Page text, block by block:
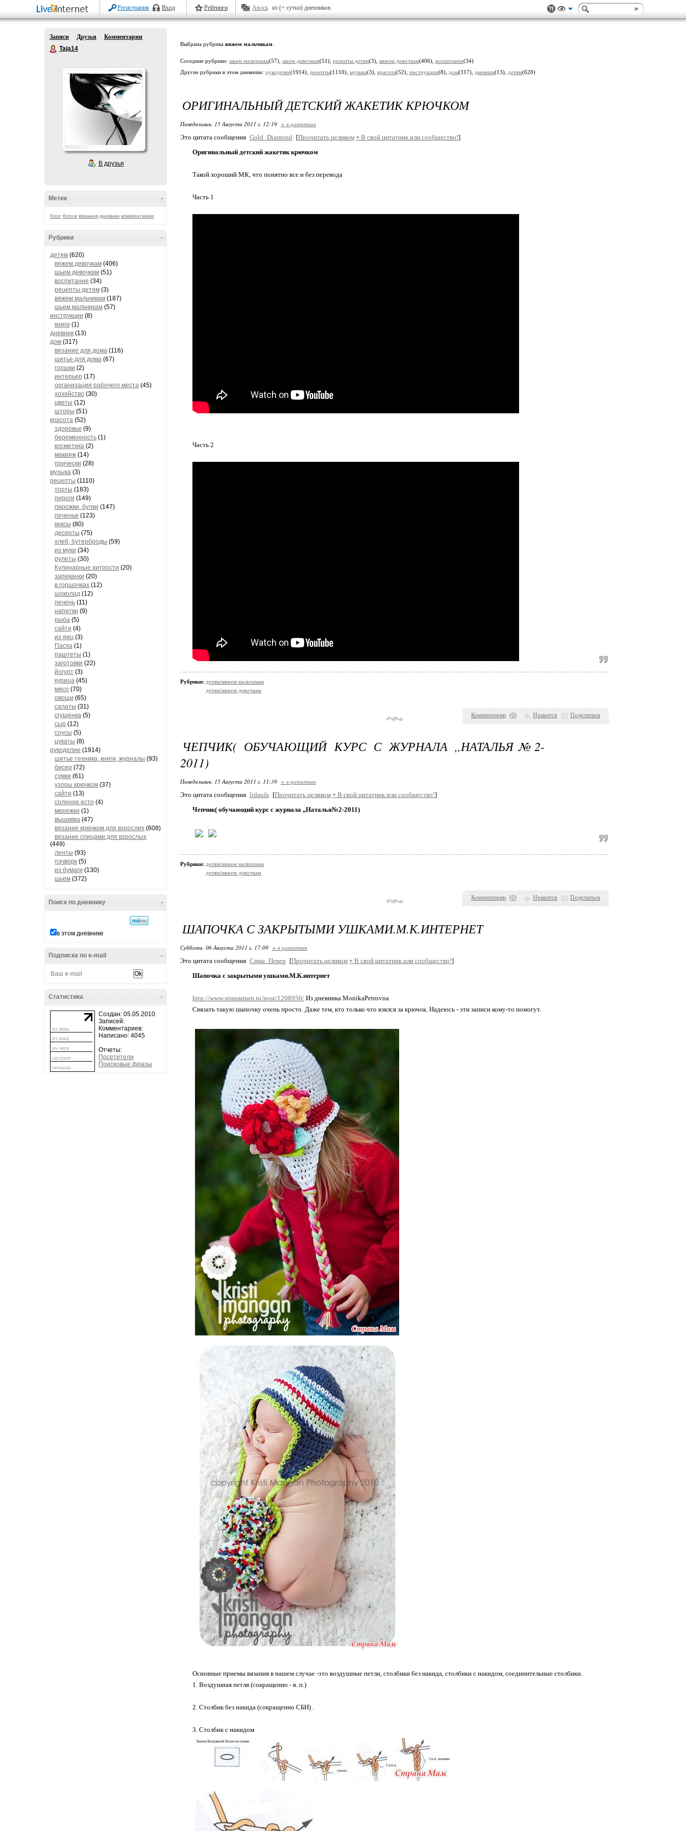
Регистрация Вход Рейтинги Авось из (+ сутки) дневников
Записи Друзья
Комментарии
Taja14
В друзья
-
Метки
блог блоги вязання дневник комментарии
-
Рубрики
детям (620)
вяжем девочкам (406)
шьем девочкам (51)
воспитание (34)
рецепты детям (3)
вяжем мальчикам (187)
шьем мальчикам (57)
инструкции (8)
книги (1)
дневник (13)
дом (317)
вязание для дома (116)
шитье для дома (67)
горшки (2)
интерьер (17)
организация рабочего места (45)
хозяйство (30)
цветы (12)
шторы (51)
красота (52)
здоровье (9)
беременность (1)
косметика (2)
макияж (14)
прически (28)
музыка (3)
рецепты (1110)
торты (183)
пироги (149)
пирожки, булки (147)
печенье (123)
кексы (80)
десерты (75)
хлеб, бутерброды (59)
из муки (34)
рулеты (30)
Кулинарные хитрости (20)
запеканки (20)
в горшочках (12)
шоколад (12)
печень (11)
напитки (9)
рыба (5)
сайти (4)
из яиц (3)
Пасха (1)
паштеты (1)
заготовки (22)
йогурт (3)
курица (45)
мясо (70)
овощи (65)
салаты (31)
сгущенка (5)
сыр (12)
соусы (5)
цукаты (8)
рукоделие (1914)
шитье техника, книги, журналы (93)
бисер (72)
сумки (61)
узоры крючком (37)
сайти (13)
соленое есто (4)
мережки (1)
вышивка (47)
вязание крючком для взрослих (608)
вязание спицами для взрослых
(449)
ленты (93)
пэчворк (5)
из бумаги (130)
шьем (372)
-
Поиск по дневнику
в этом дневнике
-
Подписка по e-mail
-
Статистика
Создан: 05.05.2010
Записей:
Комментариев:
Написано: 4045
Отчеты:
Посетители
Поисковые фразы
Выбрана рубрика вяжем мальчикам
Соседние рубрики: шьем мальчикам(57), шьем девочкам(51), рецепты детям(3), вяжем девочкам(406), воспитание(34)
Другие рубрики в этом дневнике: рукоделие(1914), рецепты(1110), музыка(3), красота(52), инструкции(8), дом(317), дневник(13), детям(620)
Комментарии (0) Нравится Поделиться
ОРИГИНАЛЬНЫЙ ДЕТСКИЙ ЖАКЕТИК КРЮЧКОМ
Понедельник, 15 Августа 2011 г. 12:19 + в цитатник
Это цитата сообщения Gold_Diamond [Прочитать целиком + В свой цитатник или сообщество!]
Оригинальный детский жакетик крючком
Такой хороший МК, что понятно все и без перевода
Часть 1
Часть 2
Рубрики: детям/вяжем мальчикам
детям/вяжем девочкам
Комментарии (0) Нравится Поделиться
ЧЕПЧИК( ОБУЧАЮЩИЙ КУРС С ЖУРНАЛА ,,НАТАЛЬЯ№2-
2011)
Понедельник, 15 Августа 2011 г. 11:39 + в цитатник
Это цитата сообщения lidaufa [Прочитать целиком + В свой цитатник или сообщество!]
Чепчик( обучающий курс с журнала ,,Наталья№2-2011)
Рубрики: детям/вяжем мальчикам
детям/вяжем девочкам
ШАПОЧКА С ЗАКРЫТЫМИ УШКАМИ.М.К.ИНТЕРНЕТ
Суббота, 06 Августа 2011 г. 17:09 + в цитатник
Это цитата сообщения Сима_Пекер [Прочитать целиком + В свой цитатник или сообщество!]
Шапочка с закрытыми ушками.М.К.интернет
http://www.stranamam.ru/post/1208950/ Из дневника MonikaPetrovna
Связать такую шапочку очень просто. Даже тем, кто только что взялся за крючок. Надеюсь - эти записи кому-то помогут.
Основные приемы вязания в нашем случае -это воздушные петли, столбики без накида, столбики с накидом, соединительные столбики.
1. Воздушная петля (сокращенно - в. п.)
2. Столбик без накида (сокращенно СБН) .
3. Столбик с накидом